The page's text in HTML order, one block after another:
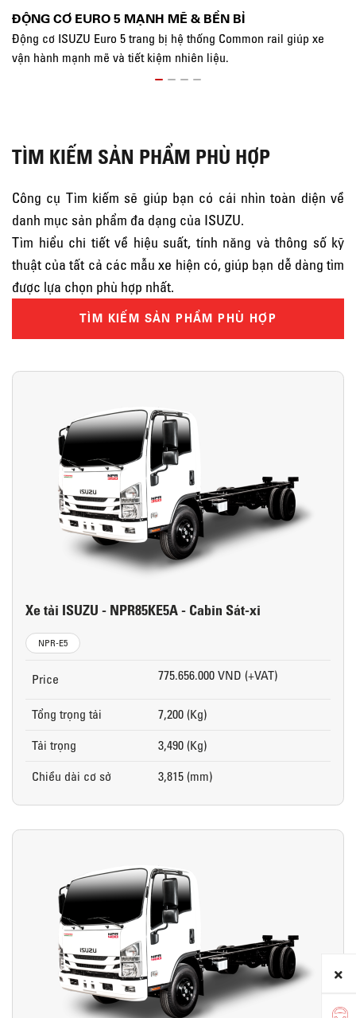
ĐỘNG CƠ EURO 5 MẠNH MẼ & BỀN BỈ
Động cơ ISUZU Euro 5 trang bị hệ thống Common rail giúp xe
vận hành mạnh mẽ và tiết kiệm nhiên liệu.
TÌM KIẾM SẢN PHẨM PHÙ HỢP
Công cụ Tìm kiếm sẽ giúp bạn có cái nhìn toàn diện về
danh mục sản phẩm đa dạng của ISUZU.
Tìm hiểu chi tiết về hiệu suất, tính năng và thông số kỹ
thuật của tất cả các mẫu xe hiện có, giúp bạn dễ dàng tìm
được lựa chọn phù hợp nhất.
TÌM KIẾM SẢN PHẨM PHÙ HỢP
Xe tải ISUZU - NPR85KE5A - Cabin Sát-xi
NPR-E5
Price 775.656.000 VND (+VAT)
Tổng trọng tải
7,200 (Kg)
Tải trọng
3,490 (Kg)
Chiều dài cơ sở
3,815 (mm)